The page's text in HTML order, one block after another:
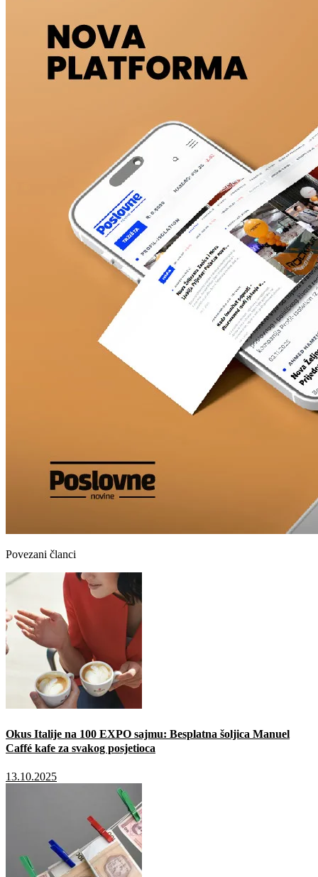
Povezani članci
Okus Italije na 100 EXPO sajmu: Besplatna šoljica Manuel
Caffé kafe za svakog posjetioca
13.10.2025